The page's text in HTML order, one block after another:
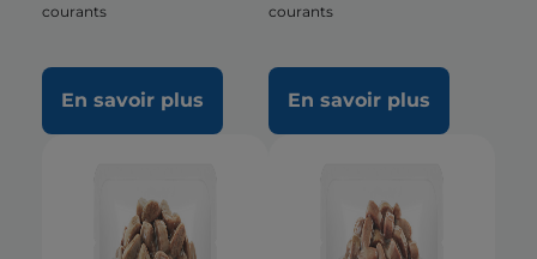
courants
En savoir plus
courants
En savoir plus